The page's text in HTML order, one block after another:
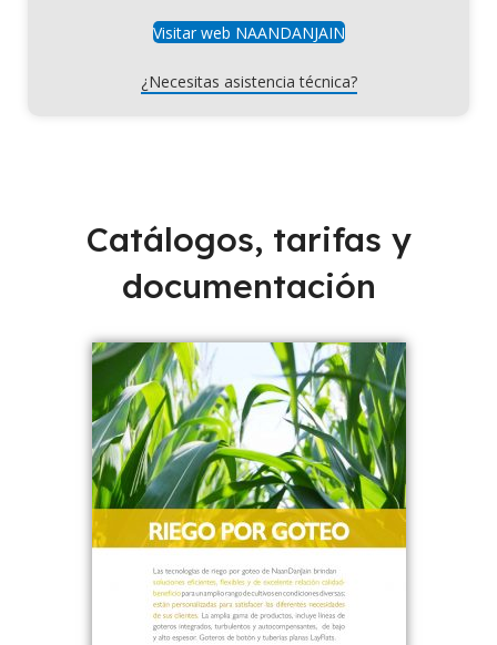
Visitar web NAANDANJAIN
¿Necesitas asistencia técnica?
Catálogos, tarifas y
documentación